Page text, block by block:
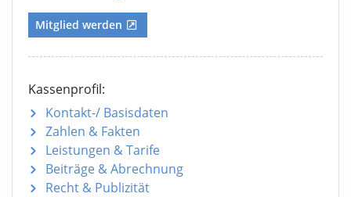
Mitglied werden
Kassenprofil:
Kontakt-/ Basisdaten
Zahlen & Fakten
Leistungen & Tarife
Beiträge & Abrechnung
Recht & Publizität